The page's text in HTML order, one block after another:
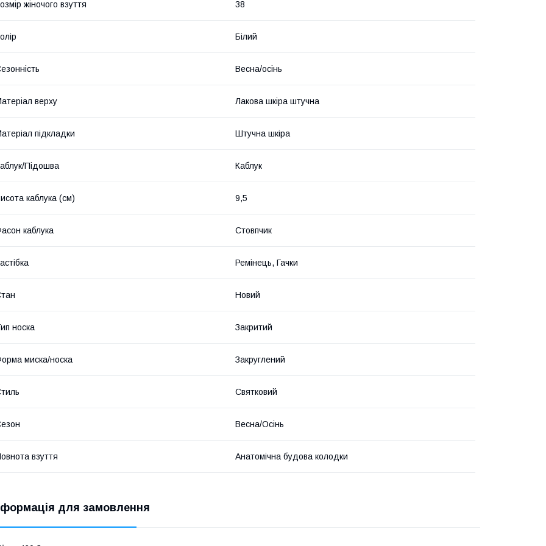
жіночого взуття 38
Білий
Весна/осінь
верху Лакова шкіра штучна
підкладки Штучна шкіра
Підошва Каблук
каблука (см) 9,5
каблука Стовпчик
Ремінець, Гачки
Новий
носка Закритий
миска/носка Закруглений
Святковий
Весна/Осінь
взуття Анатомічна будова колодки
для замовлення